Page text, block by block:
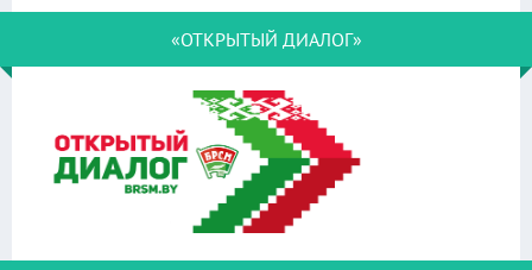
«ОТКРЫТЫЙ ДИАЛОГ»